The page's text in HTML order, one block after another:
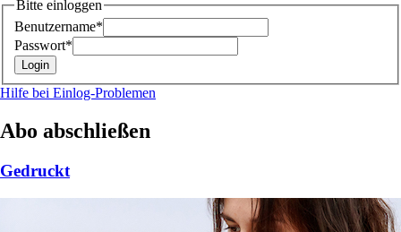
Bitte einloggen
Benutzername*
Passwort*
Hilfe bei Einlog-Problemen
Abo abschließen
Gedruckt